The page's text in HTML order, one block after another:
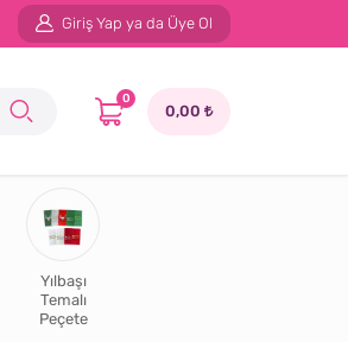
Giriş Yap ya da Üye Ol
0
0,00
Yılbaşı
Temalı
Peçete